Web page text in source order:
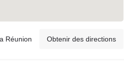
Réunion Obtenir des directions